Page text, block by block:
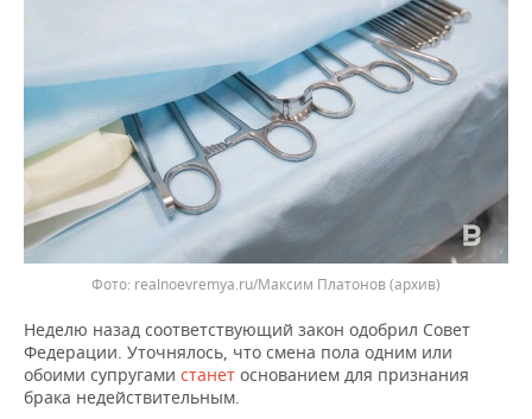
ОТКРЫТАЯ ЛЕКЦИЯ
БАСКЕТБОЛ
ВОЛЕЙБОЛ
КИБЕРСПОРТ
ФИГУРНОЕ КАТАНИЕ
ВОДНЫЕ ВИДЫ СПОРТА
ХОККЕЙ С МЯЧОМ
ИНФРАСТРУКТУРА
ИСТОРИЯ
КУЛЬТУРА
МЕДИЦИНА
ОБРАЗОВАНИЕ
ПРОИСШЕСТВИЯ
СПРАВОЧНИК
СПИСОК ПЕРСОН
СПИСОК КОМПАНИЙ
ПОЛНАЯ ВЕРСИЯ
realnoevremya.ru/Максим Платонов (архив)
Неделю назад соответствующий закон одобрил Совет
Федерации. Уточнялось, что смена пола одним или
обоими супругами станет основанием для признания
брака недействительным.